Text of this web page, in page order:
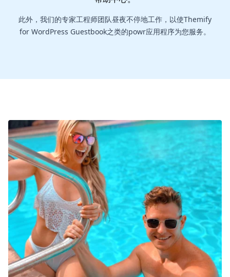
此外，我们的专家工程师团队昼夜不停地工作，以使Themify
for WordPress Guestbook之类的powr应用程序为您服务。